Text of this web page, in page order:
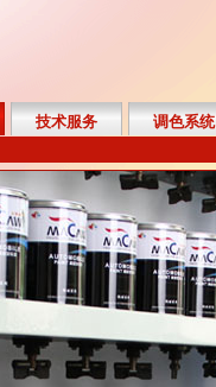
技术服务 调色系统